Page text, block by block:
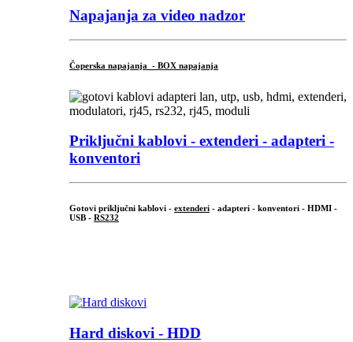
Napajanja za video nadzor
Čoperska napajanja - BOX napajanja
Priključni kablovi - extenderi - adapteri -
konventori
Gotovi priključni kablovi - extenderi - adapteri - konventori - HDMI -
USB - RS232
Hard diskovi - HDD